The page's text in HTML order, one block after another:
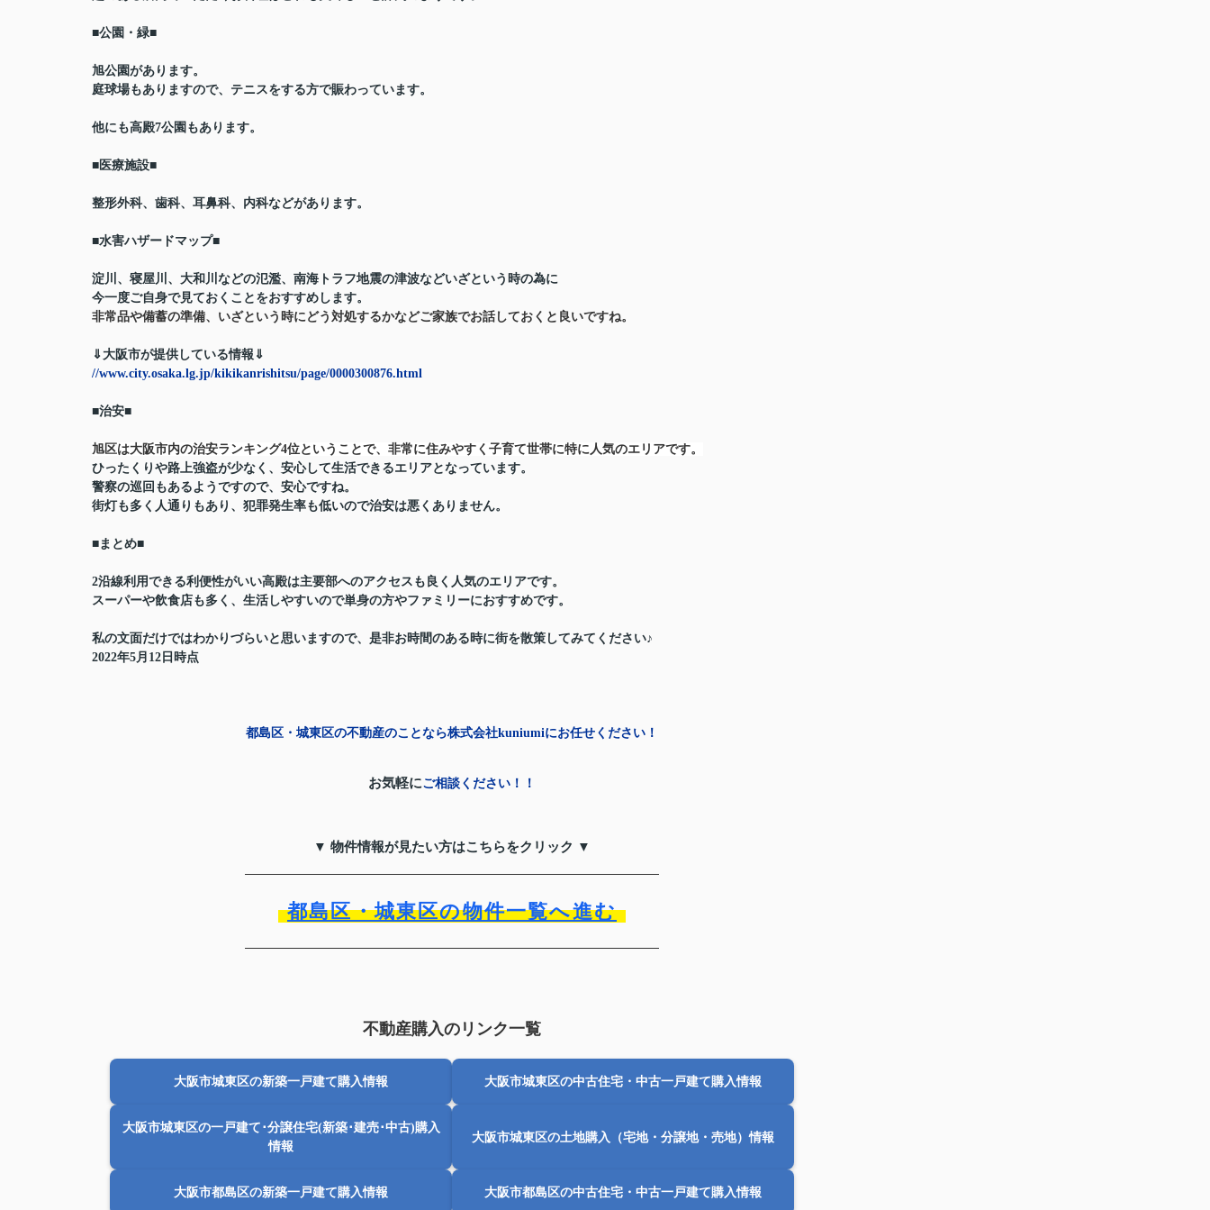
■公園・緑■
旭公園があります。
庭球場もありますので、テニスをする方で賑わっています。
他にも高殿7公園もあります。
■医療施設■
整形外科、歯科、耳鼻科、内科などがあります。
■水害ハザードマップ■
淀川、寝屋川、大和川などの氾濫、南海トラフ地震の津波などいざという時の為に
今一度ご自身で見ておくことをおすすめします。
非常品や備蓄の準備、いざという時にどう対処するかなどご家族でお話しておくと良いですね。
⇓大阪市が提供している情報⇓
//www.city.osaka.lg.jp/kikikanrishitsu/page/0000300876.html
■治安■
旭区は大阪市内の治安ランキング4位ということで、非常に住みやすく子育て世帯に特に人気のエリアです。
ひったくりや路上強盗が少なく、安心して生活できるエリアとなっています。
警察の巡回もあるようですので、安心ですね。
街灯も多く人通りもあり、犯罪発生率も低いので治安は悪くありません。
■まとめ■
2沿線利用できる利便性がいい高殿は主要部へのアクセスも良く人気のエリアです。
スーパーや飲食店も多く、生活しやすいので単身の方やファミリーにおすすめです。
私の文面だけではわかりづらいと思いますので、是非お時間のある時に街を散策してみてください♪
2022年5月12日時点
都島区・城東区の不動産のことなら株式会社kuniumiにお任せください！
お気軽にご相談ください！！
▼ 物件情報が見たい方はこちらをクリック ▼
都島区・城東区の物件一覧へ進む
不動産購入のリンク一覧
大阪市城東区の新築一戸建て購入情報 大阪市城東区の中古住宅・中古一戸建て購入情報
大阪市城東区の一戸建て･分譲住宅(新築･建売･中古)購入
情報
大阪市城東区の土地購入（宅地・分譲地・売地）情報
大阪市都島区の新築一戸建て購入情報 大阪市都島区の中古住宅・中古一戸建て購入情報